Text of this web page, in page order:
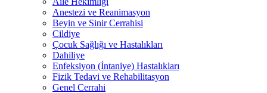
Anestezi ve Reanimasyon
Beyin ve Sinir Cerrahisi
Cildiye
Çocuk Sağlığı ve Hastalıkları
Dahiliye
Enfeksiyon (İntaniye) Hastalıkları
Fizik Tedavi ve Rehabilitasyon
Genel Cerrahi